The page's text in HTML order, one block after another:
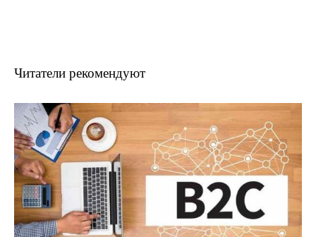
Читатели рекомендуют